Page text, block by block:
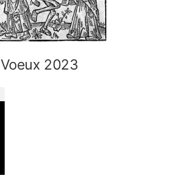
Voeux 2023